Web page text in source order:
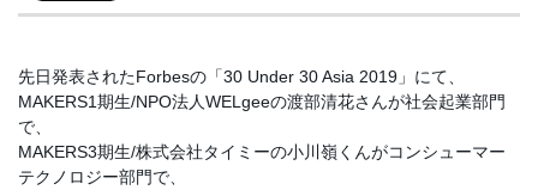
先日発表されたForbesの「30 Under 30 Asia 2019」にて、
MAKERS1期生/NPO法人WELgeeの渡部清花さんが社会起業部門
で、
MAKERS3期生/株式会社タイミーの小川嶺くんがコンシューマー
テクノロジー部門で、